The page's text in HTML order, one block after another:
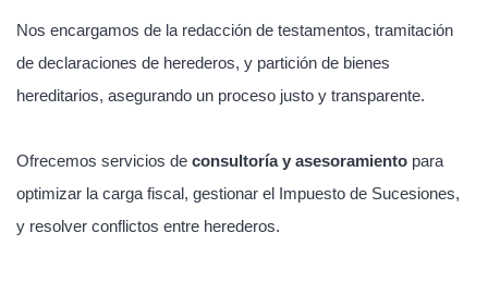
Nos encargamos de la redacción de testamentos, tramitación
de declaraciones de herederos, y partición de bienes
hereditarios, asegurando un proceso justo y transparente.
Ofrecemos servicios de consultoría y asesoramiento para
optimizar la carga fiscal, gestionar el Impuesto de Sucesiones,
y resolver conflictos entre herederos.